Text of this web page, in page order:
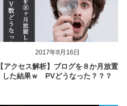
2017年8月16日
【アクセス解析】ブログを８か月放置
した結果ｗ PVどうなった？？？